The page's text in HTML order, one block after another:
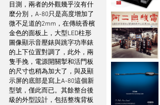
目測，兩者的外觀幾乎沒有什
麼分別，A-80只是高度增加了
微不足道的2mm，在傳統香檳
金色的面板上，大型LED柱形
圖像顯示音壓錶與跳字功率錶
的上下位置對調了，此外，兩
隻手挽，電源開關掣和活門板
的尺寸也稍為加大了，與及顯
示屏的底部是寫上A-80這個新
型號，僅此而已。其餘整台後
級的外型設計，包括整塊背板